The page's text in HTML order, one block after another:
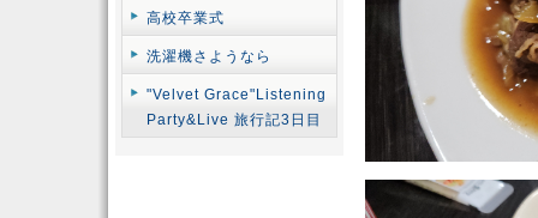
高校卒業式
洗濯機さようなら
"Velvet Grace"Listening
Party&Live 旅行記3日目